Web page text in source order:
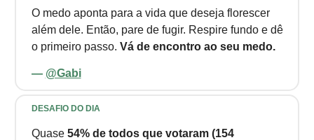
O medo aponta para a vida que deseja florescer
além dele. Então, pare de fugir. Respire fundo e dê
o primeiro passo. Vá de encontro ao seu medo.
— @Gabi
DESAFIO DO DIA
Quase 54% de todos que votaram (154